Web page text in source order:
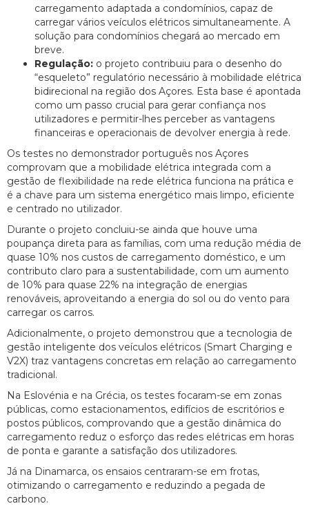
carregamento adaptada a condomínios, capaz de
carregar vários veículos elétricos simultaneamente. A
solução para condomínios chegará ao mercado em
breve.
Regulação: o projeto contribuiu para o desenho do
“esqueleto” regulatório necessário à mobilidade elétrica
bidirecional na região dos Açores. Esta base é apontada
como um passo crucial para gerar confiança nos
utilizadores e permitir-lhes perceber as vantagens
financeiras e operacionais de devolver energia à rede.
Os testes no demonstrador português nos Açores
comprovam que a mobilidade elétrica integrada com a
gestão de flexibilidade na rede elétrica funciona na prática e
é a chave para um sistema energético mais limpo, eficiente
e centrado no utilizador.
Durante o projeto concluiu-se ainda que houve uma
poupança direta para as famílias, com uma redução média de
quase 10% nos custos de carregamento doméstico, e um
contributo claro para a sustentabilidade, com um aumento
de 10% para quase 22% na integração de energias
renováveis, aproveitando a energia do sol ou do vento para
carregar os carros.
Adicionalmente, o projeto demonstrou que a tecnologia de
gestão inteligente dos veículos elétricos (Smart Charging e
V2X) traz vantagens concretas em relação ao carregamento
tradicional.
Na Eslovénia e na Grécia, os testes focaram-se em zonas
públicas, como estacionamentos, edifícios de escritórios e
postos públicos, comprovando que a gestão dinâmica do
carregamento reduz o esforço das redes elétricas em horas
de ponta e garante a satisfação dos utilizadores.
Já na Dinamarca, os ensaios centraram-se em frotas,
otimizando o carregamento e reduzindo a pegada de
carbono.